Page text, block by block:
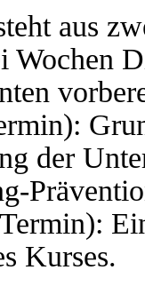
aus
Wochen
der
Kurses.